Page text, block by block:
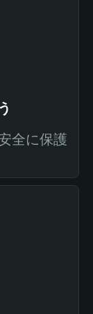
全に保護